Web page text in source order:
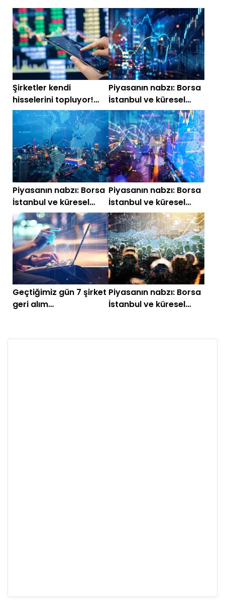
Şirketler kendi
hisselerini topluyor!
Temmuz 2026 geri alım
listesi
Piyasanın nabzı: Borsa
İstanbul ve küresel
piyasalarda gün
başlarken (3 Ağustos)
Piyasanın nabzı: Borsa
İstanbul ve küresel
piyasalarda gün
başlarken (31 Temmuz
2026)
Piyasanın nabzı: Borsa
İstanbul ve küresel
piyasalarda gün
başlarken (29
Temmuz)
Geçtiğimiz gün 7 şirket
geri alım
Piyasanın nabzı: Borsa
İstanbul ve küresel
Temmuz)